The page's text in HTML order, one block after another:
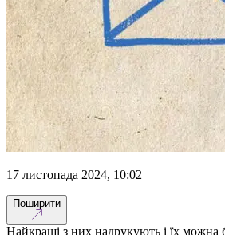
17 листопада 2024, 10:02
Поширити
Найкращі з них надрукують і їх можна